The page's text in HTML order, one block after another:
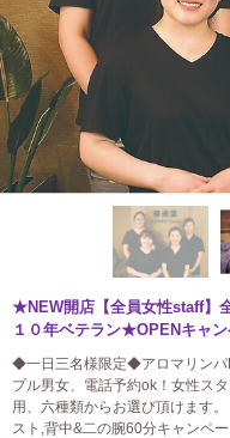
★NEW開店【全員女性staff】
１０年ベテラン★OPENキャ
◆一日三名様限定◆アロマリンパ
プル男女、電話予約ok！女性ス
用、六種類からお選び頂けます
スト,背中&二の腕60分キャンペ